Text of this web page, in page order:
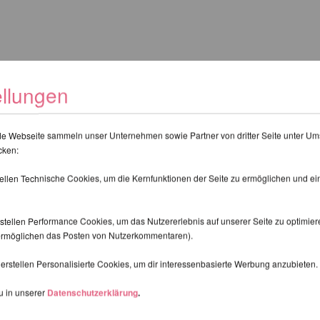
3,2 Metern verwenden?
von jeweils 1,5 m.
Der obere Teil kann durch eine normale
Stage Lite mit einer Verlängerung von 1 m
erhoben.
Webseite sammeln unser Unternehmen sowie Partner von dritter Seite unter
Technische Cookies, um die Kernfunktionen der Seite zu ermöglichen und
Performance Cookies, um das Nutzererlebnis auf unserer Seite zu
das Posten von Nutzerkommentaren).
Personalisierte Cookies, um dir interessenbasierte Werbung anzubieten.
in unserer Datenschutzerklärung.